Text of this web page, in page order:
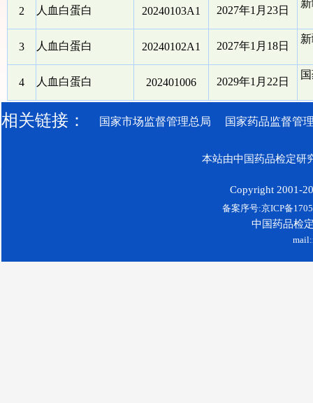
2 人血白蛋白 20240103A1 2027年1月23日
3 人血白蛋白 20240102A1 2027年1月18日
4 人血白蛋白 202401006 2029年1月22日
相关链接： 国家市场监督管理总局 国家药品监督管
本站由中国药品检定研
Copyright 2001-
备案序号:京ICP备
中国药品检